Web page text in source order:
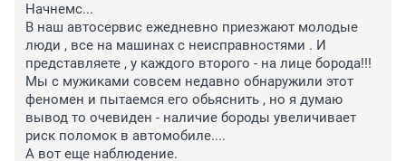
Начнемс...
В наш автосервис ежедневно приезжают молодые
люди , все на машинах с неисправностями . И
представляете , у каждого второго - на лице борода!!!
Мы с мужиками совсем недавно обнаружили этот
феномен и пытаемся его обьяснить , но я думаю
вывод то очевиден - наличие бороды увеличивает
риск поломок в автомобиле....
А вот еще наблюдение.